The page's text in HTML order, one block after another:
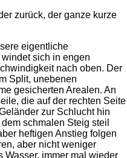
zurück, der ganze kurze
eigentliche
sich in engen
nach oben. Der
Split, unebenen
gesicherten Arealen. An
die auf der rechten Seite
zur Schlucht hin
schmalen Steig steil
heftigen Anstieg folgen
aber nicht weniger
Wasser, immer mal wieder